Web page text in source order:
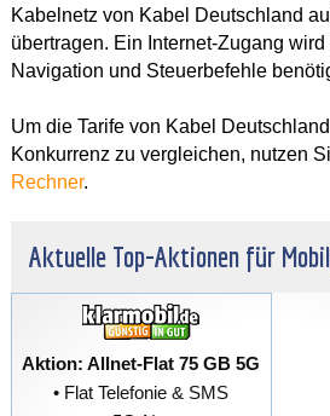
Kabelnetz von Kabel Deutschland
übertragen. Ein Internet-Zugang
Navigation und Steuerbefehle
Um die Tarife von Kabel
Konkurrenz zu vergleichen, nutzen
Rechner.
Aktuelle Top-Aktionen für
Aktion: Allnet-Flat 75 GB 5G
• Flat Telefonie & SMS